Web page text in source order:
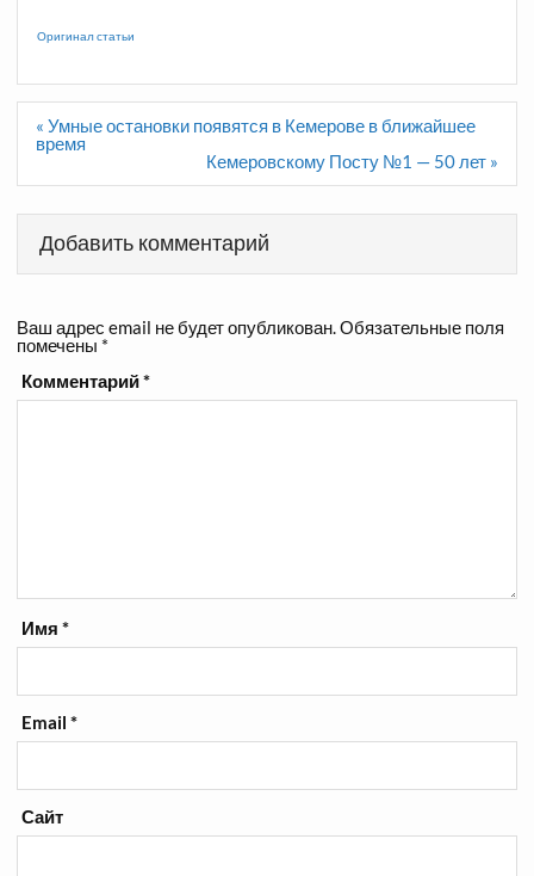
Оригинал статьи
Навигация
по
записям
« Умные остановки появятся в Кемерове в ближайшее
время
Кемеровскому Посту №1 — 50 лет »
Добавить комментарий
Ваш адрес email не будет опубликован.Обязательные поля
помечены *
Комментарий*
Имя*
Email*
Сайт